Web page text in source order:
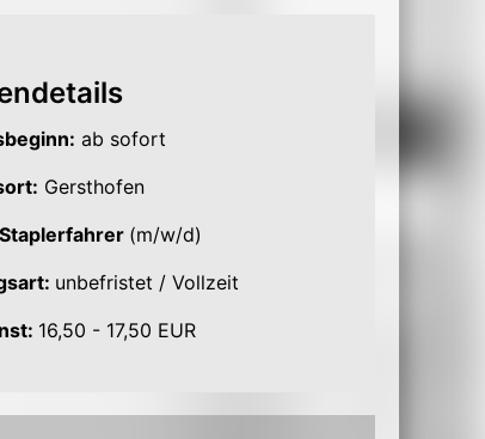
ab sofort
Gersthofen
(m/w/d)
unbefristet / Vollzeit
16,50 - 17,50 EUR